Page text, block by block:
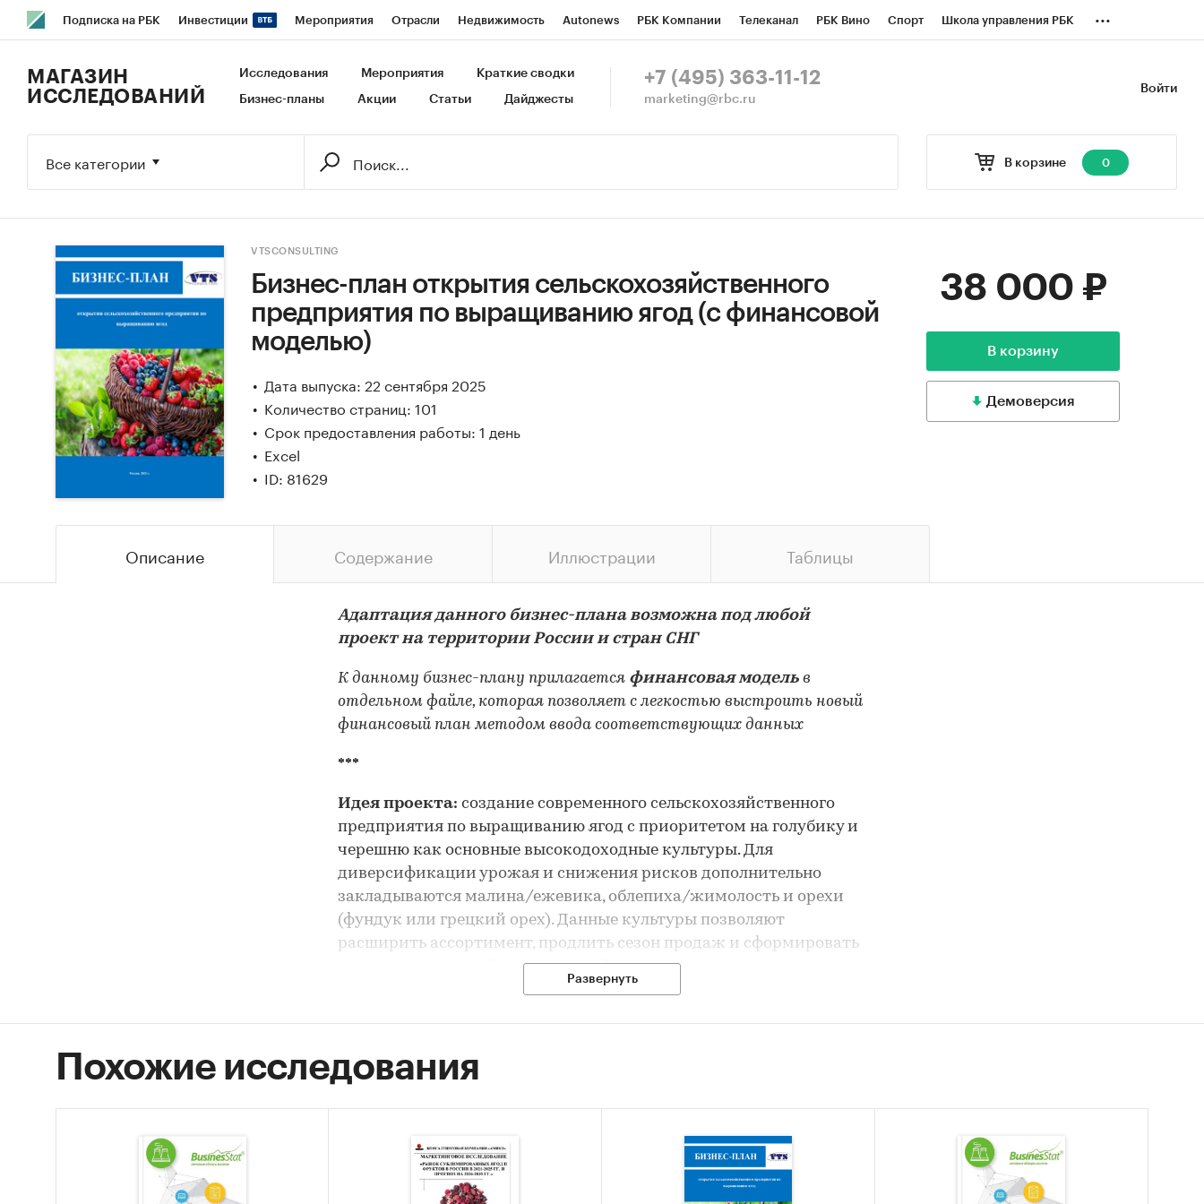
Подписка на РБК Инвестиции Мероприятия Отрасли Недвижимость Autonews РБК Компании Телеканал РБК Вино Спорт Школа управления РБК
Исследования Кредитные рейтинги Франшизы Газета Спецпроекты СПб Конференции СПб Спецпроекты
...
Войти
МАГАЗИН
ИССЛЕДОВАНИЙ
Исследования Мероприятия Краткие сводки
Бизнес-планы Акции Статьи Дайджесты
+7 (495) 363-11-12
marketing@rbc.ru
В корзине 0
Все категории
VTSCONSULTING
Бизнес-план открытия сельскохозяйственного
предприятия по выращиванию ягод (с финансовой
моделью)
Дата выпуска: 22 сентября 2025
Количество страниц: 101
Срок предоставления работы: 1 день
Excel
ID: 81629
38 000 ₽
В корзину
Демоверсия
Описание Содержание Иллюстрации Таблицы
Адаптация данного бизнес-плана возможна под любой
проект на территории России и стран СНГ
К данному бизнес-плану прилагается финансовая модель в
отдельном файле, которая позволяет с легкостью выстроить новый
финансовый план методом ввода соответствующих данных
***
Идея проекта: создание современного сельскохозяйственного
предприятия по выращиванию ягод с приоритетом на голубику и
черешню как основные высокодоходные культуры. Для
диверсификации урожая и снижения рисков дополнительно
закладываются малина/ежевика, облепиха/жимолость и орехи
(фундук или грецкий орех). Данные культуры позволяют
расширить ассортимент, продлить сезон продаж и сформировать
долгосрочную устойчивость хозяйства.
Черешня: 30%
Облепиха/Жимолость: 10%
Развернуть
Похожие исследования